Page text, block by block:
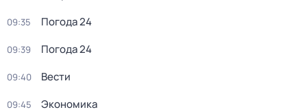
09:35 Погода 24
09:39 Погода 24
09:40 Вести
09:45 Экономика